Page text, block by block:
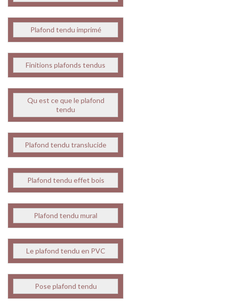
Plafond tendu imprimé
Finitions plafonds tendus
Qu est ce que le plafond
tendu
Plafond tendu translucide
Plafond tendu effet bois
Plafond tendu mural
Le plafond tendu en PVC
Pose plafond tendu